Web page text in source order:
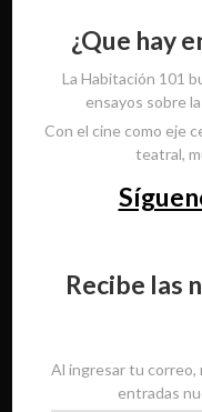
¿Que hay
La Habitación 101
ensayos sobre
Con el cine como eje
teatral,
Recibe las
Al ingresar tu correo,
entradas